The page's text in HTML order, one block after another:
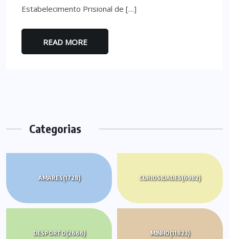
Estabelecimento Prisional de […]
READ MORE
Categorias
AMARES(1728) CURIOSIDADES(6982)
DESPORTO(2666) MINHO(11823)